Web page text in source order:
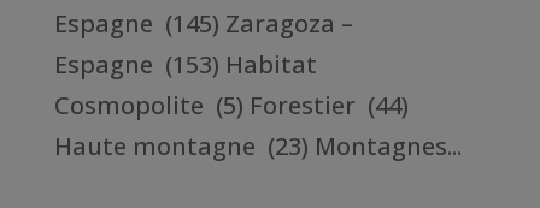
Espagne (145) Zaragoza –
Espagne (153) Habitat
Cosmopolite (5) Forestier (44)
Haute montagne (23) Montagnes...